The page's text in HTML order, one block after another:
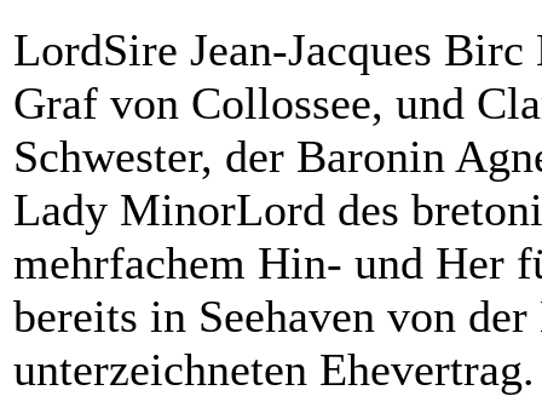
LordSire Jean-Jacques
Graf von Collossee, und
Schwester, der Baronin
Lady MinorLord des
mehrfachem Hin- und Her
bereits in Seehaven von
unterzeichneten